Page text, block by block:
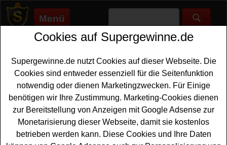
Menü
Supergewinne.de>Gewinnspiele>Sonstige Gewinnspiele
Anzeige:
Anzeige:
Hanser Literaturverlage
Adventskalender Gewinnspiel
Cookies auf Supergewinne.de
Supergewinne.de nutzt Cookies auf dieser Webseite. Die
Cookies sind entweder essenziell für die Seitenfunktion
notwendig oder dienen Marketingzwecken. Für Einige
benötigen wir Ihre Zustimmung. Marketing-Cookies dienen
zur Bereitstellung von Anzeigen mit Google Adsense zur
Monetarisierung dieser Webseite, damit sie kostenlos
betrieben werden kann. Diese Cookies und Ihre Daten